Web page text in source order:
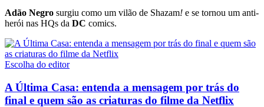
Adão Negro surgiu como um vilão de Shazam! e se tornou um anti-
herói nas HQs da DC comics.
Escolha do editor
A Última Casa: entenda a mensagem por trás do
final e quem são as criaturas do filme da Netflix